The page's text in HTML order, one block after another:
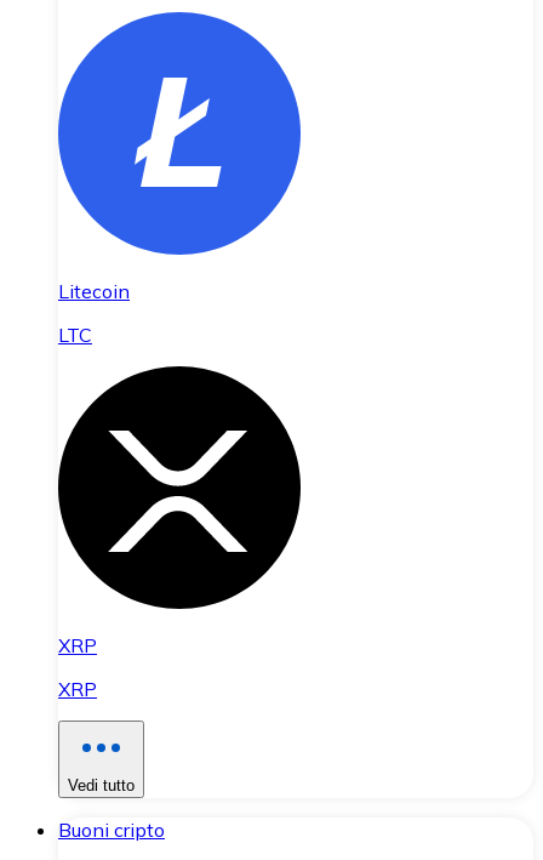
Litecoin
LTC
XRP
XRP
Vedi tutto
Buoni cripto